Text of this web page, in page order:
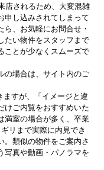
店されるため、大変混雑
申し込みされてしまって
、お気軽にお問合せ・
たい物件をスタッフまで
ことが少なくスムーズで
の場合は、サイト内のご
すが、「イメージと違
けご内覧をおすすめいた
満室の場合が多く、卒業
リまで実際に内見でき
。類似の物件をご案内さ
写真や動画・パノラマを